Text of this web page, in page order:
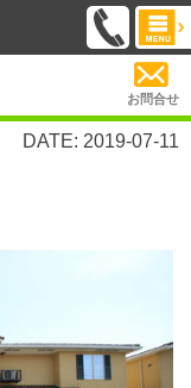
お問合せ
DATE: 2019-07-11